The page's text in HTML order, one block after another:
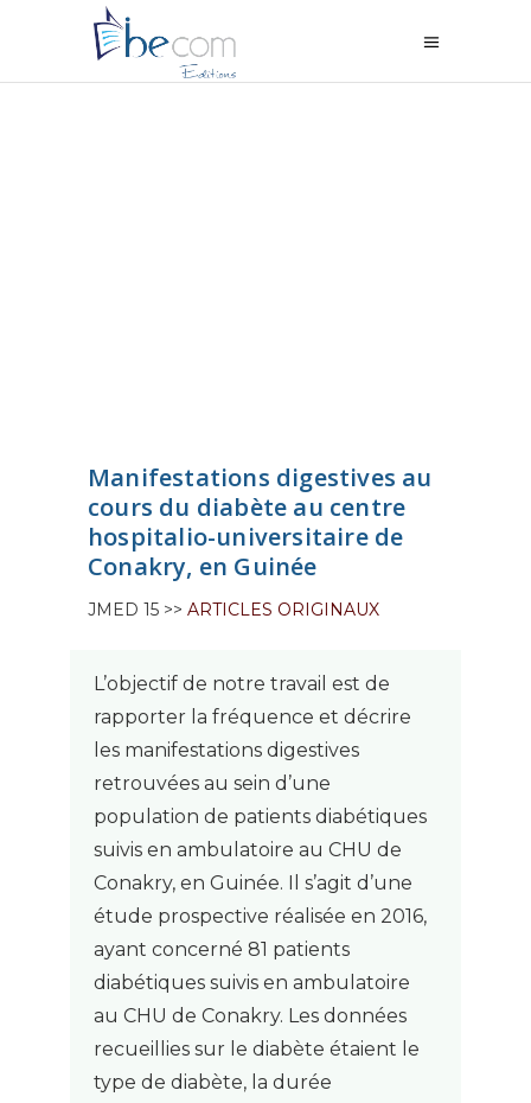
Manifestations digestives au
cours du diabète au centre
hospitalio-universitaire de
Conakry, en Guinée
JMED 15 >> ARTICLES ORIGINAUX
L’objectif de notre travail est de
rapporter la fréquence et décrire
les manifestations digestives
retrouvées au sein d’une
population de patients diabétiques
suivis en ambulatoire au CHU de
Conakry, en Guinée. Il s’agit d’une
étude prospective réalisée en 2016,
ayant concerné 81 patients
diabétiques suivis en ambulatoire
au CHU de Conakry. Les données
recueillies sur le diabète étaient le
type de diabète, la durée